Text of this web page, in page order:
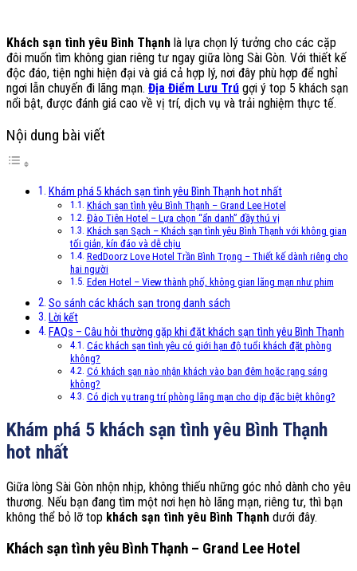
Khách sạn tình yêu Bình Thạnh là lựa chọn lý tưởng cho các cặp
đôi muốn tìm không gian riêng tư ngay giữa lòng Sài Gòn. Với thiết kế
độc đáo, tiện nghi hiện đại và giá cả hợp lý, nơi đây phù hợp để nghỉ
ngơi lẫn chuyến đi lãng mạn. Địa Điểm Lưu Trú gợi ý top 5 khách sạn
nổi bật, được đánh giá cao về vị trí, dịch vụ và trải nghiệm thực tế.
Nội dung bài viết
Khám phá 5 khách sạn tình yêu Bình Thạnh hot nhất
Khách sạn tình yêu Bình Thạnh – Grand Lee Hotel
Đào Tiên Hotel – Lựa chọn “ẩn danh” đầy thú vị
Khách sạn Sạch – Khách sạn tình yêu Bình Thạnh với không gian
tối giản, kín đáo và dễ chịu
RedDoorz Love Hotel Trần Bình Trọng – Thiết kế dành riêng cho
hai người
Eden Hotel – View thành phố, không gian lãng mạn như phim
So sánh các khách sạn trong danh sách
Lời kết
FAQs – Câu hỏi thường gặp khi đặt khách sạn tình yêu Bình Thạnh
Các khách sạn tình yêu có giới hạn độ tuổi khách đặt phòng
không?
Có khách sạn nào nhận khách vào ban đêm hoặc rạng sáng
không?
Có dịch vụ trang trí phòng lãng mạn cho dịp đặc biệt không?
Khám phá 5 khách sạn tình yêu Bình Thạnh
hot nhất
Giữa lòng Sài Gòn nhộn nhịp, không thiếu những góc nhỏ dành cho yêu
thương. Nếu bạn đang tìm một nơi hẹn hò lãng mạn, riêng tư, thì bạn
không thể bỏ lỡ top khách sạn tình yêu Bình Thạnh dưới đây.
Khách sạn tình yêu Bình Thạnh – Grand Lee Hotel